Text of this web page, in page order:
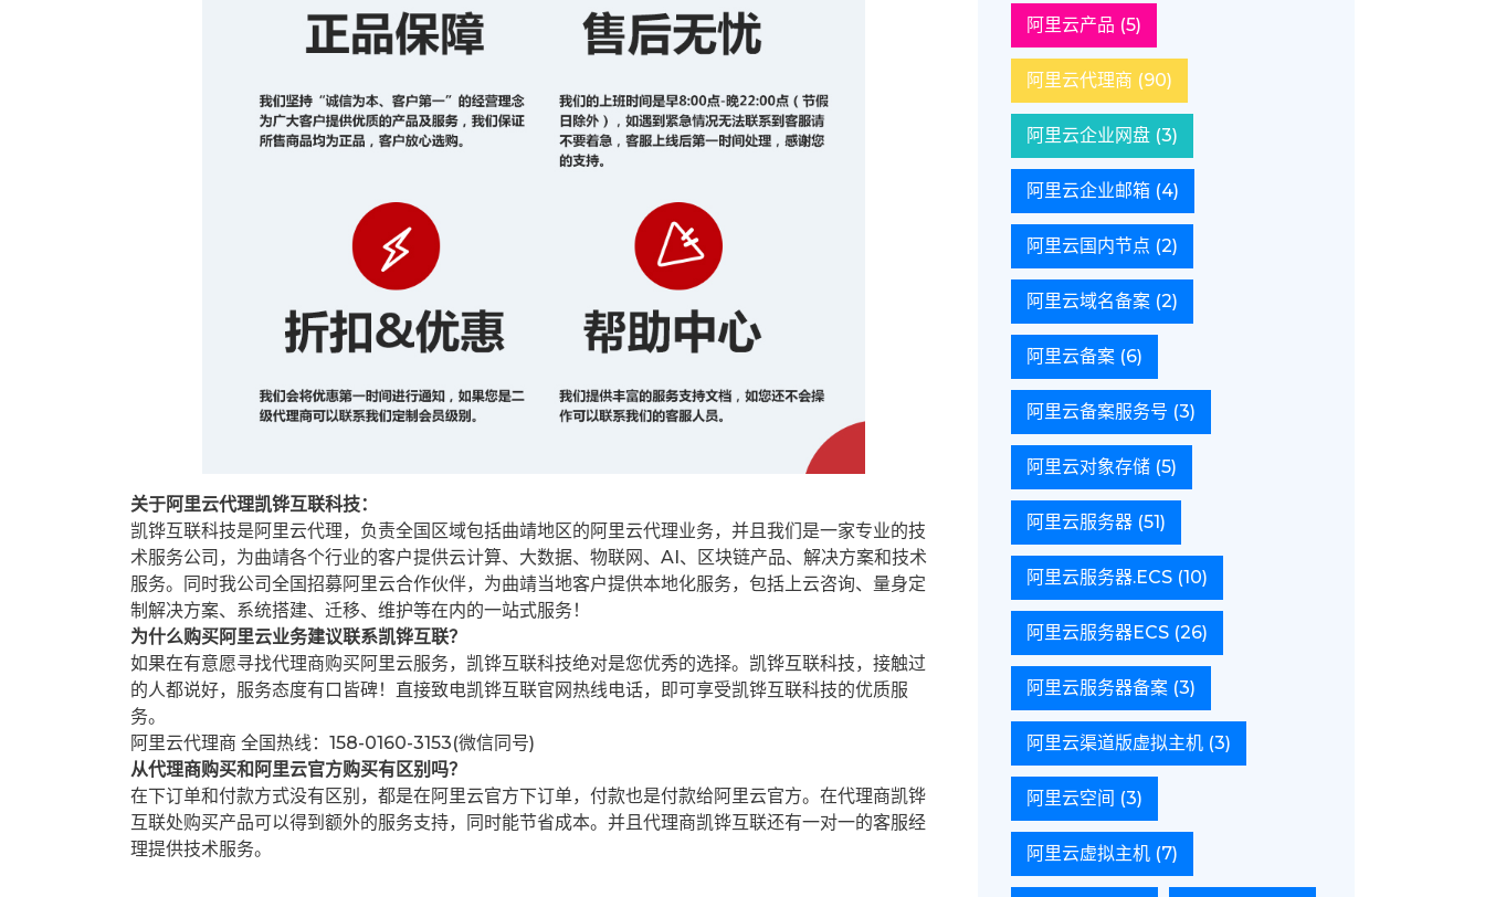
关于阿里云代理凯铧互联科技：
凯铧互联科技是阿里云代理，负责全国区域包括曲靖地区的阿里云代理业务，并且我们是一家专业的技
术服务公司，为曲靖各个行业的客户提供云计算、大数据、物联网、AI、区块链产品、解决方案和技术
服务。同时我公司全国招募阿里云合作伙伴，为曲靖当地客户提供本地化服务，包括上云咨询、量身定
制解决方案、系统搭建、迁移、维护等在内的一站式服务！
为什么购买阿里云业务建议联系凯铧互联？
如果在有意愿寻找代理商购买阿里云服务，凯铧互联科技绝对是您优秀的选择。凯铧互联科技，接触过
的人都说好，服务态度有口皆碑！直接致电凯铧互联官网热线电话，即可享受凯铧互联科技的优质服
务。
阿里云代理商 全国热线：158-0160-3153(微信同号)
从代理商购买和阿里云官方购买有区别吗？
在下订单和付款方式没有区别，都是在阿里云官方下订单，付款也是付款给阿里云官方。在代理商凯铧
互联处购买产品可以得到额外的服务支持，同时能节省成本。并且代理商凯铧互联还有一对一的客服经
理提供技术服务。
阿里云产品 (5)
阿里云代理商 (90)
阿里云企业网盘(3)
阿里云企业邮箱(4)
阿里云国内节点 (2)
阿里云域名备案(2)
阿里云备案(6)
阿里云备案服务号 (3)
阿里云对象存储(5)
阿里云服务器(51)
阿里云服务器.ECS(10)
阿里云服务器ECS(26)
阿里云服务器备案(3)
阿里云渠道版虚拟主机(3)
阿里云空间 (3)
阿里云虚拟主机(7)